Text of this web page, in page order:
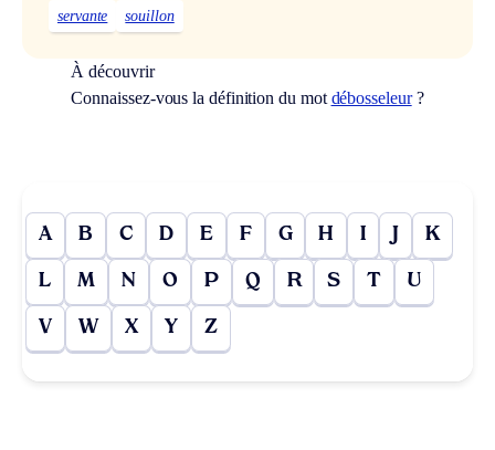
servante souillon
À découvrir
Connaissez-vous la définition du mot débosseleur?
A B C D E F G H I J K
L M N O P Q R S T U
V W X Y Z